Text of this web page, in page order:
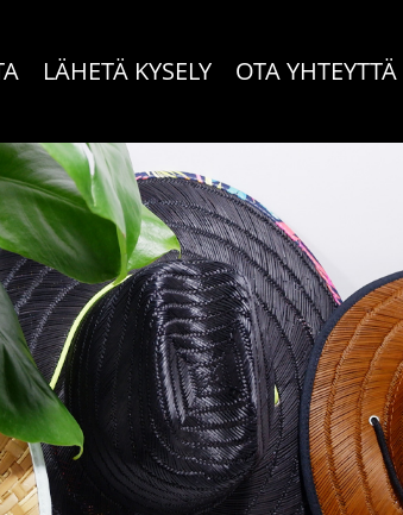
LÄHETÄ KYSELY OTA YHTEYTTÄ